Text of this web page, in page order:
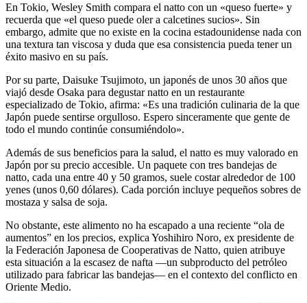
En Tokio, Wesley Smith compara el natto con un «queso fuerte» y
recuerda que «el queso puede oler a calcetines sucios». Sin
embargo, admite que no existe en la cocina estadounidense nada con
una textura tan viscosa y duda que esa consistencia pueda tener un
éxito masivo en su país.
Por su parte, Daisuke Tsujimoto, un japonés de unos 30 años que
viajó desde Osaka para degustar natto en un restaurante
especializado de Tokio, afirma: «Es una tradición culinaria de la que
Japón puede sentirse orgulloso. Espero sinceramente que gente de
todo el mundo continúe consumiéndolo».
Además de sus beneficios para la salud, el natto es muy valorado en
Japón por su precio accesible. Un paquete con tres bandejas de
natto, cada una entre 40 y 50 gramos, suele costar alrededor de 100
yenes (unos 0,60 dólares). Cada porción incluye pequeños sobres de
mostaza y salsa de soja.
No obstante, este alimento no ha escapado a una reciente “ola de
aumentos” en los precios, explica Yoshihiro Noro, ex presidente de
la Federación Japonesa de Cooperativas de Natto, quien atribuye
esta situación a la escasez de nafta —un subproducto del petróleo
utilizado para fabricar las bandejas— en el contexto del conflicto en
Oriente Medio.